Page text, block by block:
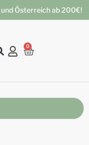
Österreich ab 200€!
0